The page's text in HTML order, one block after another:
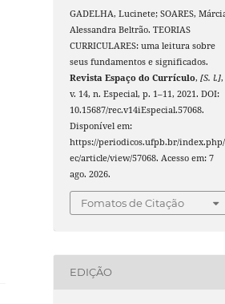
GADELHA, Lucinete; SOARES,
Alessandra Beltrão. TEORIAS
CURRICULARES: uma leitura sobre
seus fundamentos e significados.
Revista Espaço do Currículo,[S. l.],
v. 14, n. Especial, p. 1–11, 2021. DOI:
10.15687/rec.v14iEspecial.57068.
Disponível em:
https://periodicos.ufpb.br/
ec/article/view/57068. Acesso em: 7
ago. 2026.
Fomatos de Citação
EDIÇÃO